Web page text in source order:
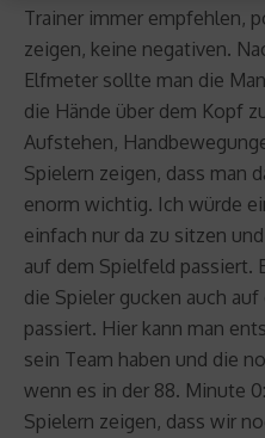
Trainer immer empfehlen,
zeigen, keine negativen.
Elfmeter sollte man die
die Hände über dem Kopf
Aufstehen,
Spielern zeigen, dass man
enorm wichtig. Ich würde
einfach nur da zu sitzen
auf dem Spielfeld passiert.
die Spieler gucken auch
passiert. Hier kann man
sein Team haben und die
wenn es in der 88. Minute
Spielern zeigen, dass wir